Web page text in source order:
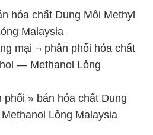
» bán hóa chất Dung
Lỏng Malaysia
– CÔNG TY HÓA CHẤT
🌐